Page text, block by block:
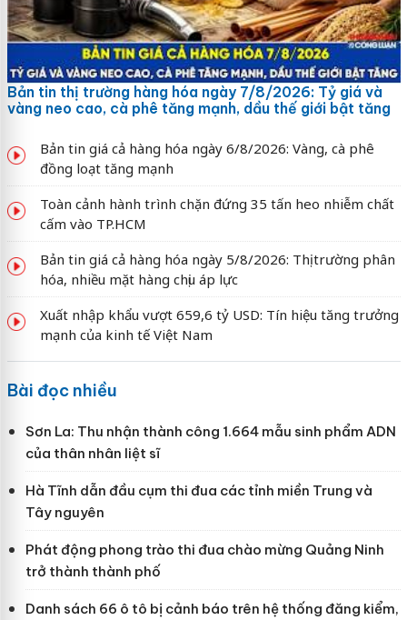
Bản tin thị trường hàng hóa ngày 7/8/2026: Tỷ giá và
vàng neo cao, cà phê tăng mạnh, dầu thế giới bật tăng
Bản tin giá cả hàng hóa ngày 6/8/2026: Vàng, cà phê
đồng loạt tăng mạnh
Toàn cảnh hành trình chặn đứng 35 tấn heo nhiễm chất
cấm vào TP.HCM
Bản tin giá cả hàng hóa ngày 5/8/2026: Thị trường phân
hóa, nhiều mặt hàng chịu áp lực
Xuất nhập khẩu vượt 659,6 tỷ USD: Tín hiệu tăng trưởng
mạnh của kinh tế Việt Nam
Bài đọc nhiều
Sơn La: Thu nhận thành công 1.664 mẫu sinh phẩm ADN
của thân nhân liệt sĩ
Hà Tĩnh dẫn đầu cụm thi đua các tỉnh miền Trung và
Tây nguyên
Phát động phong trào thi đua chào mừng Quảng Ninh
trở thành thành phố
Danh sách 66 ô tô bị cảnh báo trên hệ thống đăng kiểm,